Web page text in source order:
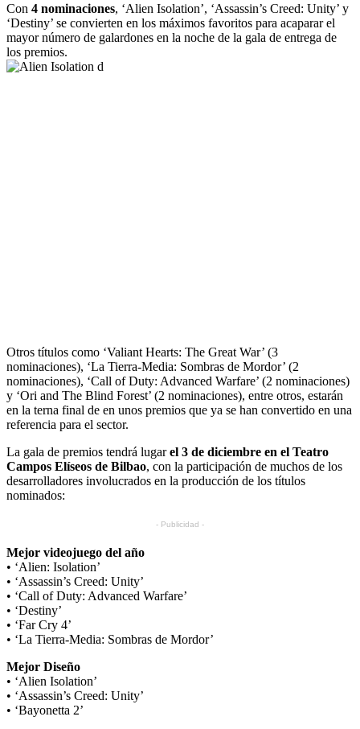
Con 4 nominaciones, ‘Alien Isolation’, ‘Assassin’s Creed: Unity’ y
‘Destiny’ se convierten en los máximos favoritos para acaparar el
mayor número de galardones en la noche de la gala de entrega de
los premios.
Otros títulos como ‘Valiant Hearts: The Great War’ (3
nominaciones), ‘La Tierra-Media: Sombras de Mordor’ (2
nominaciones), ‘Call of Duty: Advanced Warfare’ (2 nominaciones)
y ‘Ori and The Blind Forest’ (2 nominaciones), entre otros, estarán
en la terna final de en unos premios que ya se han convertido en una
referencia para el sector.
La gala de premios tendrá lugarel 3 de diciembre en el Teatro
Campos Elíseos de Bilbao, con la participación de muchos de los
desarrolladores involucrados en la producción de los títulos
nominados:
- Publicidad -
Mejor videojuego del año
• ‘Alien: Isolation’
• ‘Assassin’s Creed: Unity’
• ‘Call of Duty: Advanced Warfare’
• ‘Destiny’
• ‘Far Cry 4’
• ‘La Tierra-Media: Sombras de Mordor’
Mejor Diseño
• ‘Alien Isolation’
• ‘Assassin’s Creed: Unity’
• ‘Bayonetta 2’